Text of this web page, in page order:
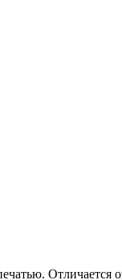
Отличается